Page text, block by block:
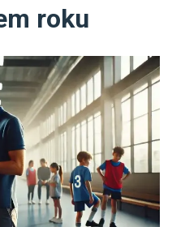
evidence
bankou
reporty
(OSS)
služeb
služeb
určené
Blog Kontakt
PŘIHLÁSIT SE
roku